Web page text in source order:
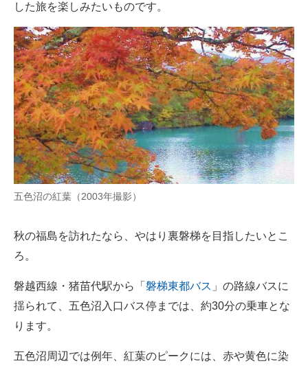
エネルギーの専門メディア
建設×テクノロジーの最前線
ちょっと気になるネットの話題
した旅を楽しみたいものです。
五色沼の紅葉（2003年撮影）
秋の福島を訪れたなら、やはり裏磐梯を目指したいとこ
ろ。
磐越西線・猪苗代駅から「 磐梯東都バス 」の路線バスに
揺られて、五色沼入口バス停までは、約30分の乗車とな
ります。
五色沼周辺では例年、紅葉のピークには、赤や黄色に染